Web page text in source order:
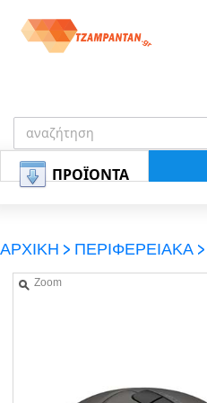
ΠΡΟΪΟΝΤΑ
ΚΑΛΑΘΙ-ΑΓΟΡΩΝ
ΑΡΧΙΚΗ > ΠΕΡΙΦΕΡΕΙΑΚΑ >
Zoom